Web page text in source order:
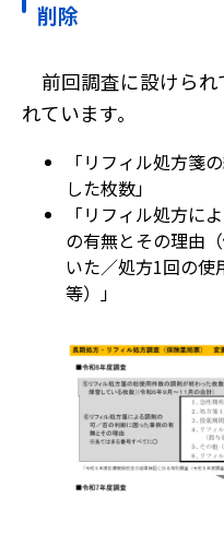
削除
前回調査に設けられ
れています。
「リフィル処方箋
した枚数」
「リフィル処方に
の有無とその理由
いた／処方1回の使
等）」
ダウ